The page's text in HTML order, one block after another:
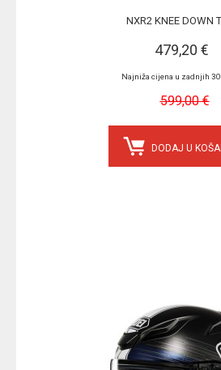
NXR2 KNEE DOWN
479,20 €
Najniža cijena u zadnjih 30
599,00 €
DODAJ U